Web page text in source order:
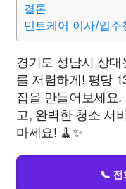
결론
민트케어 이사/입주
경기도 성남시 상
를 저렴하게! 평당
집을 만들어보세요
고, 완벽한 청소 서
마세요! 🧹✨
📞